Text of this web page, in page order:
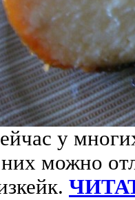
у
можно